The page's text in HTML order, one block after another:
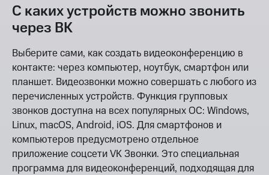
С каких устройств можно звонить
через ВК
Выберите сами, как создать видеоконференцию в
контакте: через компьютер, ноутбук, смартфон или
планшет. Видеозвонки можно совершать с любого из
перечисленных устройств. Функция групповых
звонков доступна на всех популярных ОС: Windows,
Linux, macOS, Android, iOS. Для смартфонов и
компьютеров предусмотрено отдельное
приложение соцсети VK Звонки. Это специальная
программа для видеоконференций, подходящая для